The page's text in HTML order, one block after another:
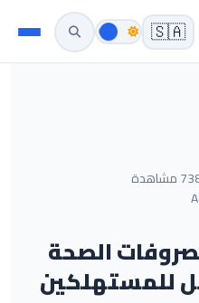
🇸🇦
مشاهدة
الصحة
للمستهلكين